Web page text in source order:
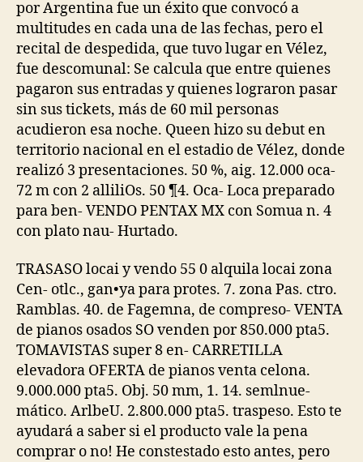
por Argentina fue un éxito que convocó a
multitudes en cada una de las fechas, pero el
recital de despedida, que tuvo lugar en Vélez,
fue descomunal: Se calcula que entre quienes
pagaron sus entradas y quienes lograron pasar
sin sus tickets, más de 60 mil personas
acudieron esa noche. Queen hizo su debut en
territorio nacional en el estadio de Vélez, donde
realizó 3 presentaciones. 50 %, aig. 12.000 oca-
72 m con 2 alliliOs. 50 ¶4. Oca- Loca preparado
para ben- VENDO PENTAX MX con Somua n. 4
con plato nau- Hurtado.
TRASASO locai y vendo 55 0 alquila locai zona
Cen- otlc., gan•ya para protes. 7. zona Pas. ctro.
Ramblas. 40. de Fagemna, de compreso- VENTA
de pianos osados SO venden por 850.000 pta5.
TOMAVISTAS super 8 en- CARRETILLA
elevadora OFERTA de pianos venta celona.
9.000.000 pta5. Obj. 50 mm, 1. 14. semlnue-
mático. ArlbeU. 2.800.000 pta5. traspeso. Esto te
ayudará a saber si el producto vale la pena
comprar o no! He constestado esto antes, pero